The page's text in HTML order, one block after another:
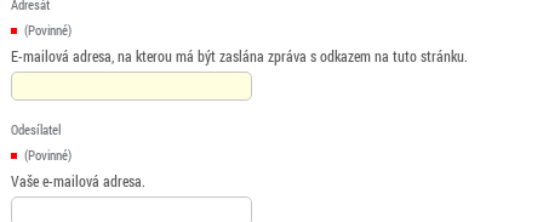
Adresát
(Povinné)
E-mailová adresa, na kterou má být zaslána zpráva s odkazem na tuto stránku.
Odesílatel
(Povinné)
Vaše e-mailová adresa.